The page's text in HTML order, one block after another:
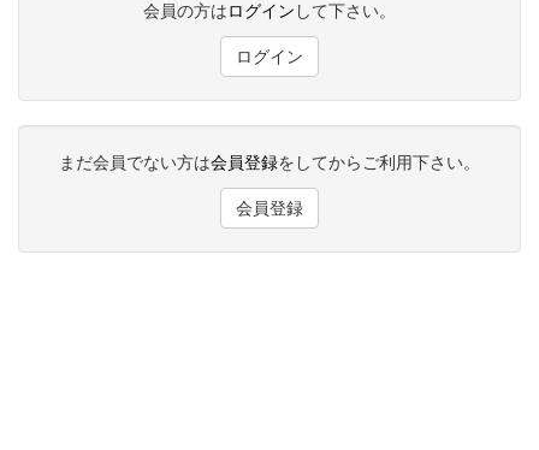
会員の方はログイン して下さい。
ログイン
まだ会員でない方は会員登録をしてからご利用下さい。
会員登録